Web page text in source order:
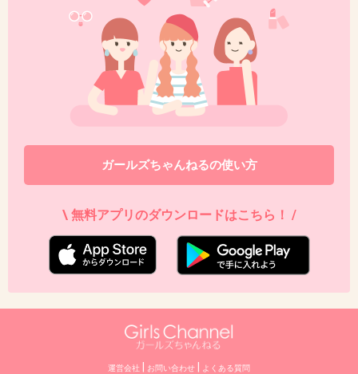
ガールズちゃんねるの使い方
\ 無料アプリのダウンロードはこちら！ /
運営会社 お問い合わせ よくある質問